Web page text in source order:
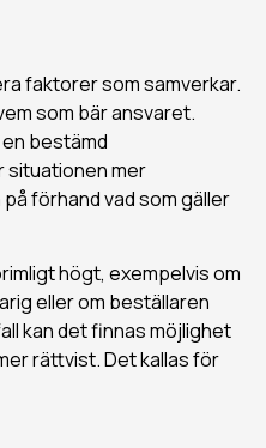
faktorer som samverkar.
som bär ansvaret.
bestämd
situationen mer
förhand vad som gäller
högt, exempelvis om
eller om beställaren
kan det finnas möjlighet
rättvist. Det kallas för